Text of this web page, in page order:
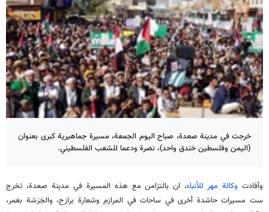
خرجت في مدينة صعدة، صباح اليوم الجمعة، مسيرة جماهيرية كبرى بعنوان
(اليمن وفلسطين خندق واحد)، نصرة ودعما للشعب الفلسطيني.
وأفادت وكالة مهر للأنباء، ان بالتزامن مع هذه المسيرة في مدينة صعدة، تخرج
ست مسيرات حاشدة أخرى في ساحات في المرازم وشعارة برازح، والجَرَشة بغمر،